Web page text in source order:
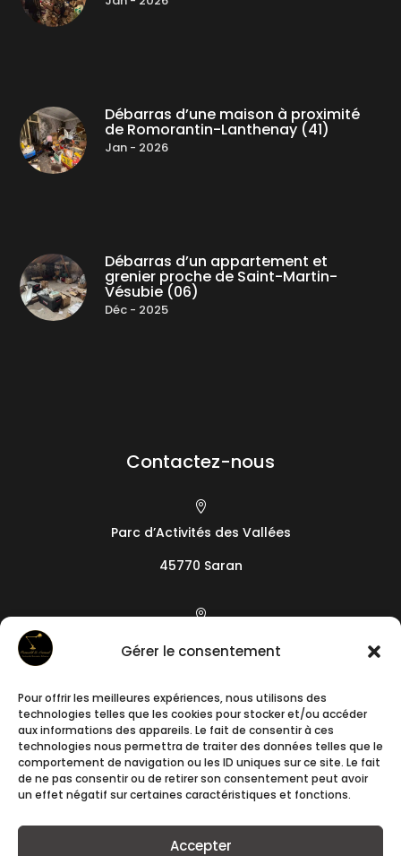
Gérer le consentement
Pour offrir les meilleures expériences, nous utilisons des
technologies telles que les cookies pour stocker et/ou accéder
aux informations des appareils. Le fait de consentir à ces
technologies nous permettra de traiter des données telles que le
comportement de navigation ou les ID uniques sur ce site. Le fait
de ne pas consentir ou de retirer son consentement peut avoir
un effet négatif sur certaines caractéristiques et fonctions.
Accepter
Débarras d’une maison à proximité
de Romorantin-Lanthenay (41)
Jan - 2026
Débarras d’un appartement et
grenier proche de Saint-Martin-
Vésubie (06)
Déc - 2025
Contactez-nous

Parc d’Activités des Vallées
45770 Saran

19 camin de l’Arieta

+33788241640

contact@romuald-et-samuel.fr